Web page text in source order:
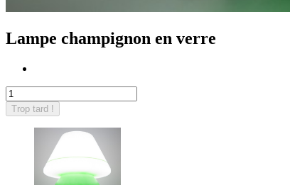
Lampe champignon en verre
Trop tard !